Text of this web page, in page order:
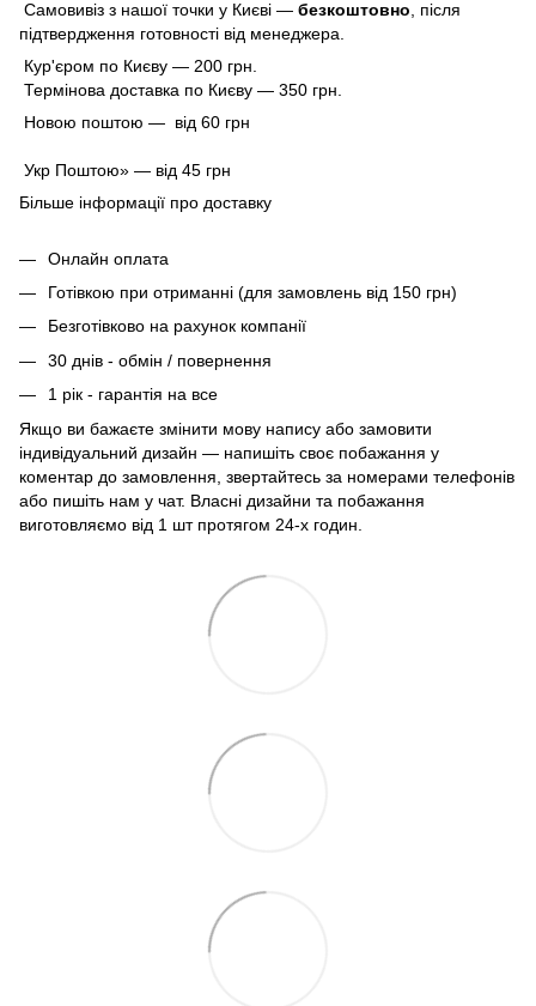
Самовивіз з нашої точки у Києві — безкоштовно
після
підтвердження готовності від менеджера.
Кур'єром по Києву — 200 грн.
Термінова доставка по Києву — 350 грн.
Новою поштою — від 60 грн
Укр Поштою» — від 45 грн
Більше інформації про доставку
Онлайн оплата
Готівкою при отриманні (для замовлень від 150 грн)
Безготівково на рахунок компанії
30 днів - обмін / повернення
1 рік - гарантія на все
Якщо ви бажаєте змінити мову напису або замовити
індивідуальний дизайн — напишіть своє побажання у
коментар до замовлення, звертайтесь за номерами телефонів
або пишіть нам у чат. Власні дизайни та побажання
виготовляємо від 1 шт протягом 24-х годин.